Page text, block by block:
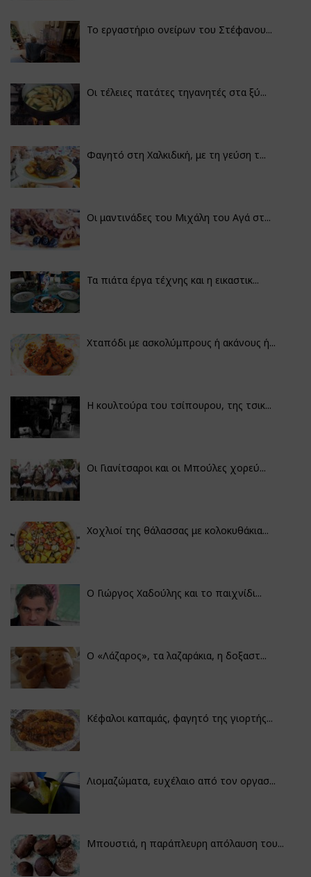
Το εργαστήριο ονείρων του Στέφανου...
Οι τέλειες πατάτες τηγανητές στα ξύ...
Φαγητό στη Χαλκιδική, με τη γεύση τ...
Οι μαντινάδες του Μιχάλη του Αγά στ...
Τα πιάτα έργα τέχνης και η εικαστικ...
Χταπόδι με ασκολύμπρους ή ακάνους ή...
Η κουλτούρα του τσίπουρου, της τσικ...
Οι Γιανίτσαροι και οι Μπούλες χορεύ...
Χοχλιοί της θάλασσας με κολοκυθάκια...
Ο Γιώργος Χαδούλης και το παιχνίδι...
Ο «Λάζαρος», τα λαζαράκια, η δοξαστ...
Κέφαλοι καπαμάς, φαγητό της γιορτής...
Λιομαζώματα, ευχέλαιο από τον οργασ...
Μπουστιά, η παράπλευρη απόλαυση του...